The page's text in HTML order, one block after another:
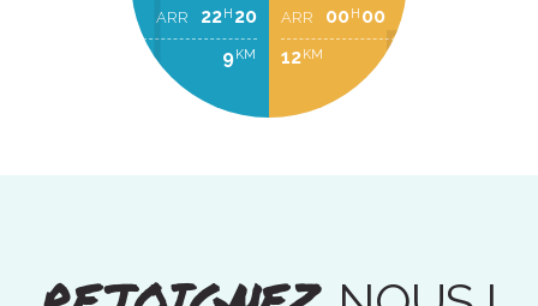
ARR 22 H 20
9 KM
ARR 00 H 00
12 KM